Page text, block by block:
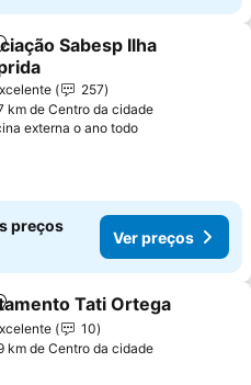
aos favoritos
Sabesp Ilha
257
km de Centro da cidade
externa o ano todoVer preços
preços
Ver preços
aos favoritos
Tati Ortega
10
km de Centro da cidade